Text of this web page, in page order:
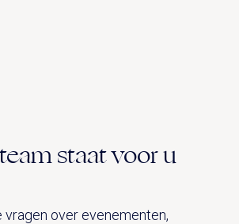
staat voor u
vragen over evenementen,